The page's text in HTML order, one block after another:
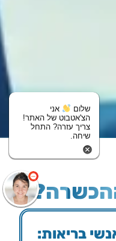
בריאות:
שלום
אני
הצ'אטבוט של האתר!
צריך עזרה? התחל
שיחה.